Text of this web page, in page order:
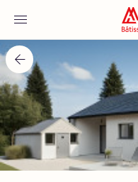
Accueil
Nos maisons
Nos annonces